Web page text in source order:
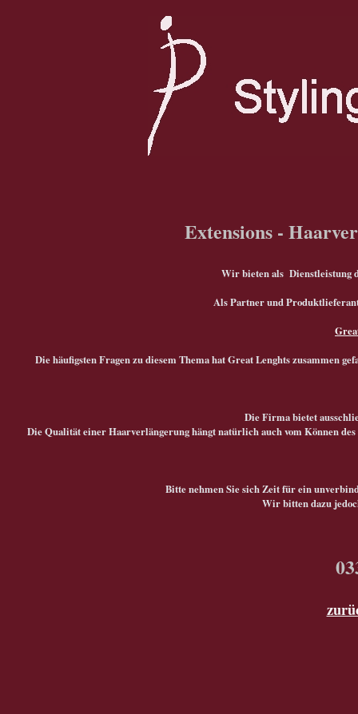
Extensions -
Wir bieten als Dienstleistung
Als Partner und
Die häufigsten Fragen zu diesem Thema hat Great Lenghts zusammen
Die Firma bietet
Die Qualität einer Haarverlängerung hängt natürlich auch vom Können
Bitte nehmen Sie sich Zeit für ein
Wir bitten dazu